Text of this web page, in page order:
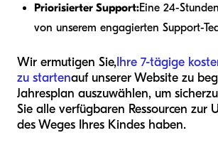
Priorisierter Support:Eine 24-
von unserem engagierten Support-
Wir ermutigen Sie,Ihre 7-tägige
zu startenauf unserer Website zu
Jahresplan auszuwählen, um
Sie alle verfügbaren Ressourcen zur
des Weges Ihres Kindes haben.